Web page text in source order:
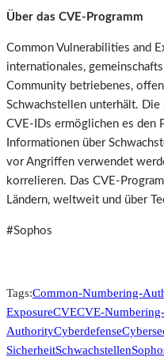
Über das CVE-Programm
Common Vulnerabilities and
internationales,
Community betriebenes,
Schwachstellen unterhält.
CVE-IDs ermöglichen es den
Informationen über
vor Angriffen verwendet
korrelieren. Das CVE-
Ländern, weltweit und über
#Sophos
Tags:Common-Numbering-
ExposureCVECVE-Numbering-
AuthorityCyberdefense
SicherheitSchwachstellen